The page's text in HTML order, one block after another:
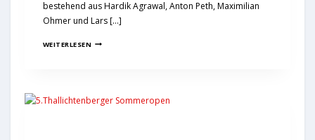
bestehend aus Hardik Agrawal, Anton Peth, Maximilian
Ohmer und Lars […]
WEITERLESEN